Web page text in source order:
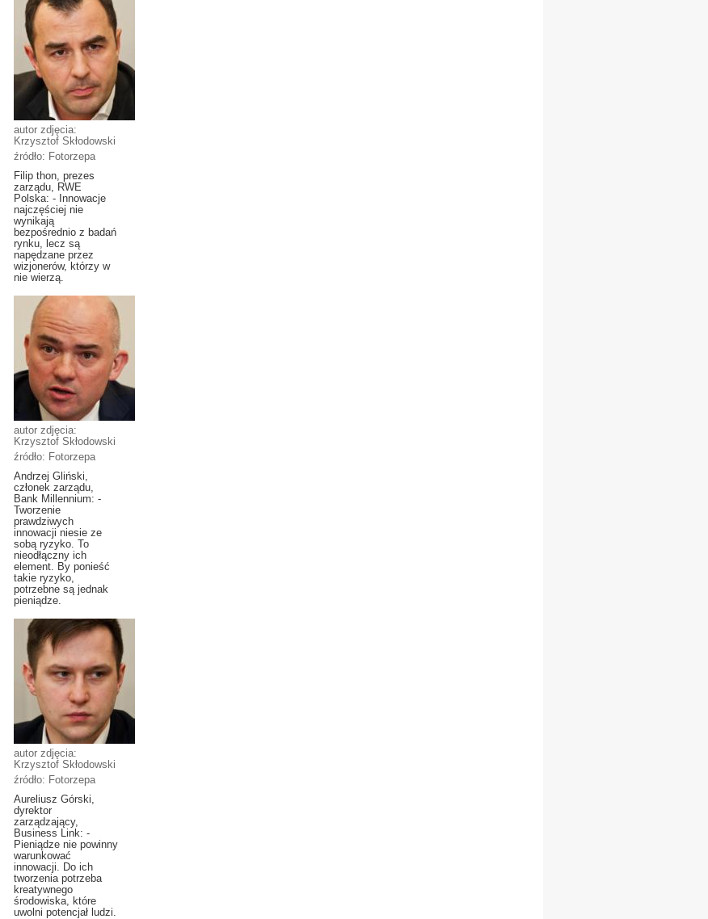
autor zdjęcia:
Krzysztof Skłodowski
źródło: Fotorzepa
Filip thon, prezes
zarządu, RWE
Polska: - Innowacje
najczęściej nie
wynikają
bezpośrednio z badań
rynku, lecz są
napędzane przez
wizjonerów, którzy w
nie wierzą.
autor zdjęcia:
Krzysztof Skłodowski
źródło: Fotorzepa
Andrzej Gliński,
członek zarządu,
Bank Millennium: -
Tworzenie
prawdziwych
innowacji niesie ze
sobą ryzyko. To
nieodłączny ich
element. By ponieść
takie ryzyko,
potrzebne są jednak
pieniądze.
autor zdjęcia:
Krzysztof Skłodowski
źródło: Fotorzepa
Aureliusz Górski,
dyrektor
zarządzający,
Business Link: -
Pieniądze nie powinny
warunkować
innowacji. Do ich
tworzenia potrzeba
kreatywnego
środowiska, które
uwolni potencjał ludzi.